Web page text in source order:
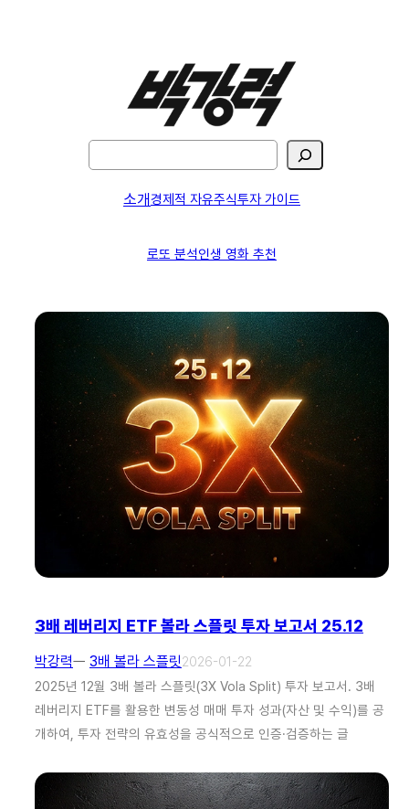
검
색
소개경제적 자유주식투자 가이드
로또 분석인생 영화 추천
3배 레버리지 ETF 볼라 스플릿 투자 보고서 25.12
박강력ㅡ 3배 볼라 스플릿2026-01-22
2025년 12월 3배 볼라 스플릿(3X Vola Split) 투자 보고서. 3배
레버리지 ETF를 활용한 변동성 매매 투자 성과(자산 및 수익)를 공
개하여, 투자 전략의 유효성을 공식적으로 인증·검증하는 글